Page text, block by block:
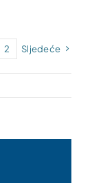
2 Sljedeće